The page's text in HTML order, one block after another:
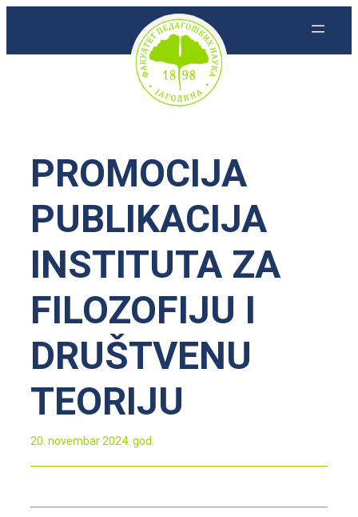
PROMOCIJA
PUBLIKACIJA
INSTITUTA ZA
FILOZOFIJU I
DRUŠTVENU
TEORIJU
20. novembar 2024. god.